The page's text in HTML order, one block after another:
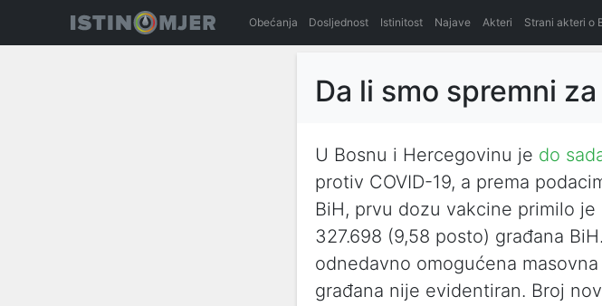
Obećanja Dosljednost Istinitost Najave Akteri Strani akteri o
Da li smo spremni
U Bosnu i Hercegovinu je do
protiv COVID-19, a prema
BiH, prvu dozu vakcine primilo je
327.698 (9,58 posto) građana
odnedavno omogućena
građana nije evidentiran. Broj